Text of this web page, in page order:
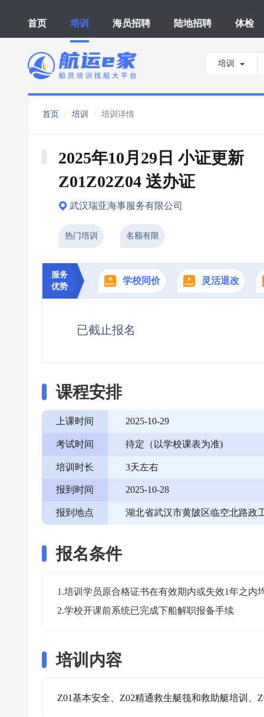
首页 培训 海员招聘 陆地招聘 体检
培训
首页 培训 培训详情
2025年10月29日 小证更新
Z01Z02Z04 送办证
武汉瑞亚海事服务有限公司
热门培训 名额有限
服务
优势
学校同价 灵活退改
已截止报名
课程安排
上课时间 2025-10-29
考试时间 待定（以学校课表为准)
培训时长 3天左右
报到时间 2025-10-28
报到地点 湖北省武汉市黄陂区临空北路政
报名条件
1.培训学员原合格证书在有效期内或失效1年之内
2.学校开课前系统已完成下船解职报备手续
培训内容
Z01基本安全、Z02精通救生艇筏和救助艇培训、